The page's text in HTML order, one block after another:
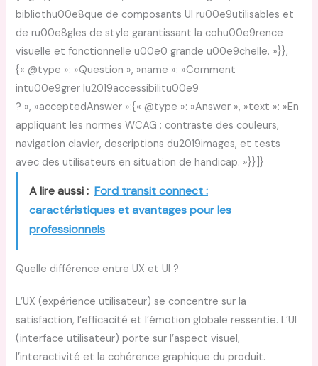
bibliothu00e8que de composants UI ru00e9utilisables et
de ru00e8gles de style garantissant la cohu00e9rence
visuelle et fonctionnelle u00e0 grande u00e9chelle. »}},
{« @type »: »Question », »name »: »Comment
intu00e9grer lu2019accessibilitu00e9
? », »acceptedAnswer »:{« @type »: »Answer », »text »: »En
appliquant les normes WCAG : contraste des couleurs,
navigation clavier, descriptions du2019images, et tests
avec des utilisateurs en situation de handicap. »}}]}
A lire aussi : Ford transit connect :
caractéristiques et avantages pour les
professionnels
Quelle différence entre UX et UI ?
L’UX (expérience utilisateur) se concentre sur la
satisfaction, l’efficacité et l’émotion globale ressentie. L’UI
(interface utilisateur) porte sur l’aspect visuel,
l’interactivité et la cohérence graphique du produit.